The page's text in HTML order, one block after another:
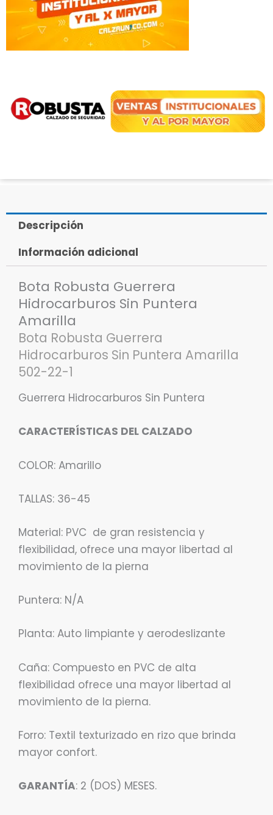
Descripción
Información adicional
Bota Robusta Guerrera
Hidrocarburos Sin Puntera
Amarilla
Bota Robusta Guerrera
Hidrocarburos Sin Puntera Amarilla
502-22-1
Guerrera Hidrocarburos Sin Puntera
CARACTERÍSTICAS DEL CALZADO
COLOR: Amarillo
TALLAS: 36-45
Material: PVC de gran resistencia y
flexibilidad, ofrece una mayor libertad al
movimiento de la pierna
Puntera: N/A
Planta: Auto limpiante y aerodeslizante
Caña: Compuesto en PVC de alta
flexibilidad ofrece una mayor libertad al
movimiento de la pierna.
Forro: Textil texturizado en rizo que brinda
mayor confort.
GARANTÍA: 2 (DOS) MESES.